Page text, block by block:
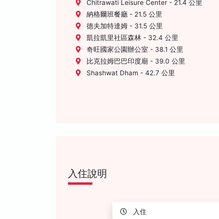
Chitrawati Leisure Center - 21.4 公里
納格爾班餐廳 - 21.5 公里
德夫加特達姆 - 31.5 公里
凱拉凱里社區森林 - 32.4 公里
奇旺國家公園辦公室 - 38.1 公里
比克拉姆巴巴印度廟 - 39.0 公里
Shashwat Dham - 42.7 公里
入住說明
入住